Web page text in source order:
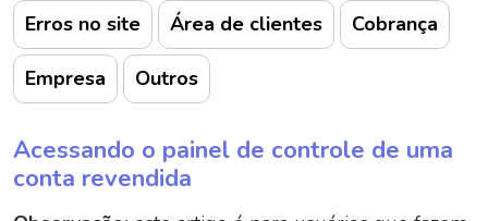
Erros no site Área de clientes Cobrança
Empresa Outros
Acessando o painel de controle de uma
conta revendida